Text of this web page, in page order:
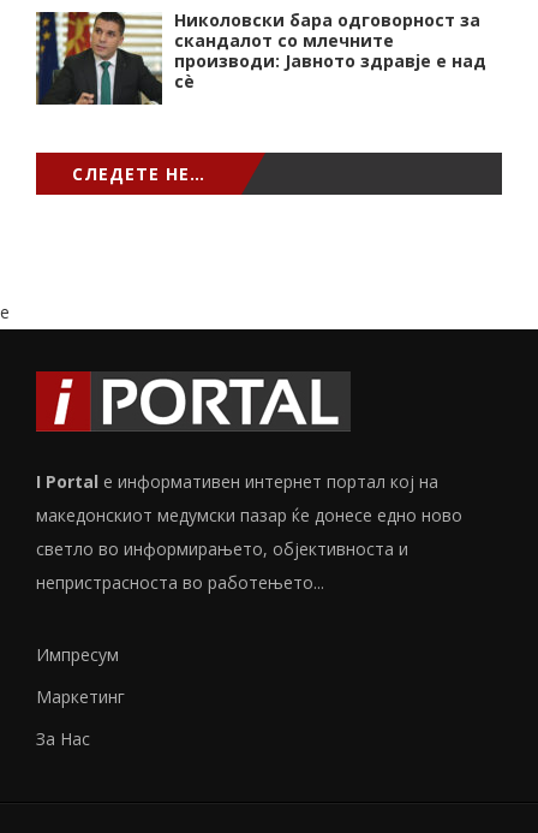
Николовски бара одговорност за
скандалот со млечните
производи: Јавното здравје е над
сѐ
СЛЕДЕТЕ НЕ…
e
I Portal е информативен интернет портал кој на
македонскиот медумски пазар ќе донесе едно ново
светло во информирањето, објективноста и
непристрасноста во работењето...
Импресум
Маркетинг
За Нас